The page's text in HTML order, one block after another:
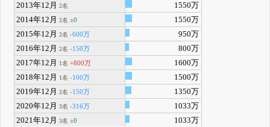
2013年12月2名
1550万
2014年12月2名 ±0
1550万
2015年12月2名 -600万
950万
2016年12月2名 -150万
800万
2017年12月
1名 +800万
1600万
2018年12月
1名 -100万
1500万
2019年12月2名 -150万
1350万
2020年12月3名 -316万
1033万
2021年12月3名 ±0
1033万